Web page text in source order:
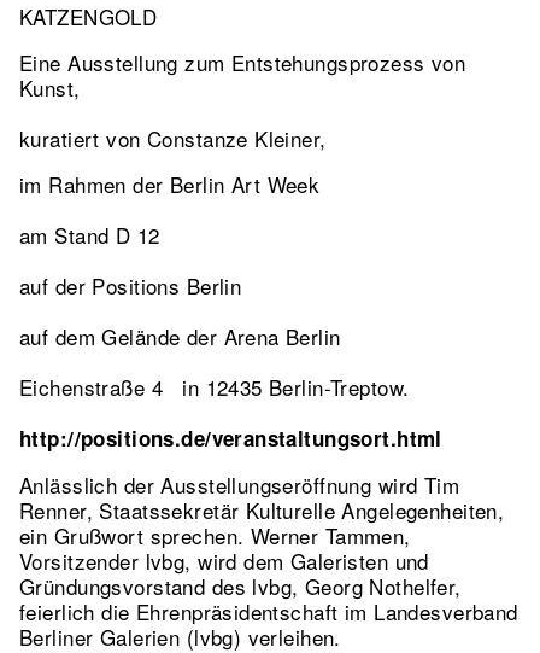
KATZENGOLD
Eine Ausstellung zum Entstehungsprozess von
Kunst,
kuratiert von Constanze Kleiner,
im Rahmen der Berlin Art Week
am Stand D 12
auf der Positions Berlin
auf dem Gelände der Arena Berlin
Eichenstraße 4 in 12435 Berlin-Treptow.
http://positions.de/veranstaltungsort.html
Anlässlich der Ausstellungseröffnung wird Tim
Renner, Staatssekretär Kulturelle Angelegenheiten,
ein Grußwort sprechen. Werner Tammen,
Vorsitzender lvbg, wird dem Galeristen und
Gründungsvorstand des lvbg, Georg Nothelfer,
feierlich die Ehrenpräsidentschaft im Landesverband
Berliner Galerien (lvbg) verleihen.